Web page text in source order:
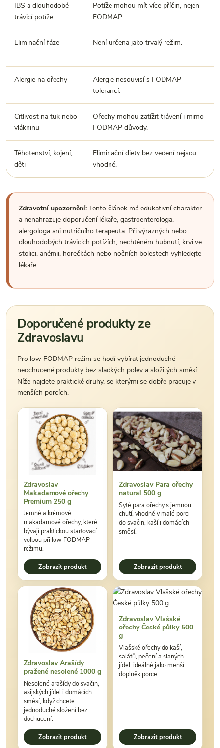
IBS a dlouhodobé
trávicí potíže
Potíže mohou mít více příčin, nejen
FODMAP.
Eliminační fáze Není určena jako trvalý režim.
Alergie na ořechy
Alergie nesouvisí s FODMAP
tolerancí.
Citlivost na tuk nebo
vlákninu
Ořechy mohou zatížit trávení i mimo
FODMAP důvody.
Těhotenství, kojení,
děti
Eliminační diety bez vedení nejsou
vhodné.
Zdravotní upozornění: Tento článek má edukativní charakter
a nenahrazuje doporučení lékaře, gastroenterologa,
alergologa ani nutričního terapeuta. Při výrazných nebo
dlouhodobých trávicích potížích, nechtěném hubnutí, krvi ve
stolici, anémii, horečkách nebo nočních bolestech vyhledejte
lékaře.
Doporučené produkty ze
Zdravoslavu
Pro low FODMAP režim se hodí vybírat jednoduché
neochucené produkty bez sladkých polev a složitých směsí.
Níže najdete praktické druhy, se kterými se dobře pracuje v
menších porcích.
Zdravoslav
Makadamové ořechy
Premium 250 g
Jemné a krémové
makadamové ořechy, které
bývají praktickou startovací
volbou při low FODMAP
režimu.
Zobrazit produkt
Zdravoslav Para ořechy
natural 500 g
Syté para ořechy s jemnou
chutí, vhodné v malé porci
do svačin, kaší i domácích
směsí.
Zobrazit produkt
Zdravoslav Arašídy
pražené nesolené 1000 g
Nesolené arašídy do svačin,
asijských jídel i domácích
směsí, když chcete
jednoduché složení bez
dochucení.
Zobrazit produkt
Zdravoslav Vlašské
ořechy České půlky 500
g
Vlašské ořechy do kaší,
salátů, pečení a slaných
jídel, ideálně jako menší
doplněk porce.
Zobrazit produkt